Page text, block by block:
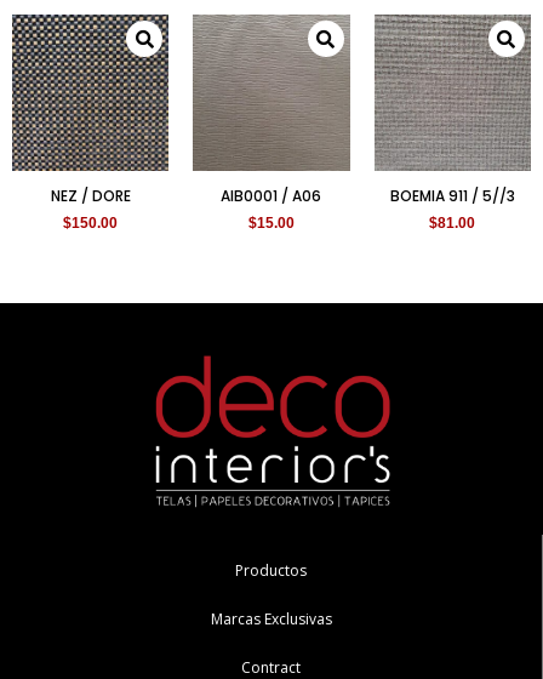
NEZ / DORE
$150.00
AIB0001 / A06
$15.00
BOEMIA 911 / 5//3
$81.00
Productos
Marcas Exclusivas
Contract